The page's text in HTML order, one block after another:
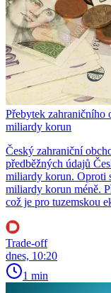
Přebytek zahraničního
miliardy korun
Český zahraniční
předběžných údajů
miliardy korun. Oproti
miliardy korun méně.
což je pro tuzemskou
Trade-off
dnes, 10:20
1 min